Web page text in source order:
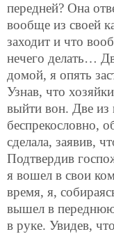
передней? Она
вообще из своей
заходит и что
нечего делать…
домой, я опять
Узнав, что
выйти вон. Две из
беспрекословно,
сделала, заявив,
Подтвердив
я вошел в свои
время, я,
вышел в
в руке. Увидев,